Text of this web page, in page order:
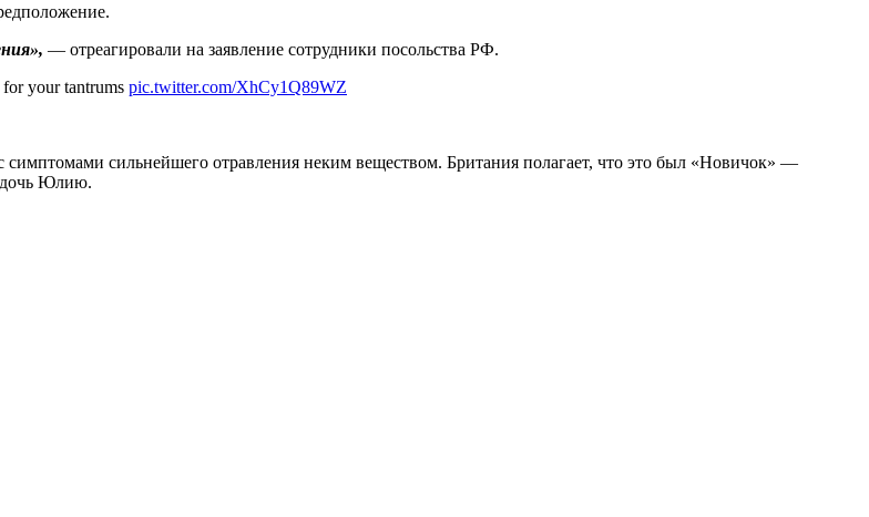
— отреагировали на заявление сотрудники посольства РФ.
for your tantrums pic.twitter.com/XhCy1Q89WZ
сильнейшего отравления неким веществом. Британия полагает, что это был «Новичок» —
дочь Юлию.